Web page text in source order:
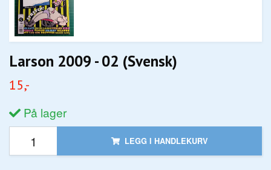
Larson 2009 - 02 (Svensk)
15,-
På lager
LEGG I HANDLEKURV